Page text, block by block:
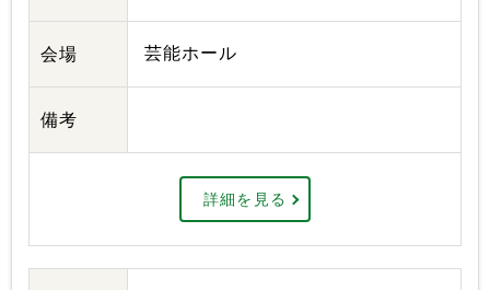
会場 芸能ホール
備考
詳細を見る